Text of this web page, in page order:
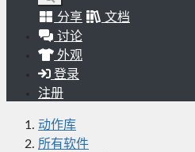
分享
文档
讨论
外观
登录
注册
动作库
所有软件